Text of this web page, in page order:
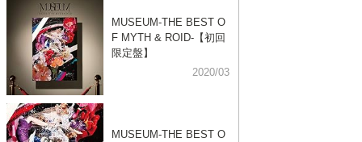
MUSEUM-THE BEST O
F MYTH & ROID-【初回
限定盤】
2020/03
MUSEUM-THE BEST O